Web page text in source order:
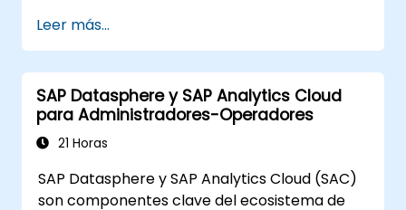
contratos.
Optimizar los flujos de trabajo de
compras y los procesos de cumplimiento
normativo.
Integrar SAP Ariba con los sistemas ERP
existentes para garantizar operaciones
Leer más...
SAP Datasphere y SAP Analytics Cloud
para Administradores-Operadores
21 Horas
SAP Datasphere y SAP Analytics Cloud (SAC)
son componentes clave del ecosistema de